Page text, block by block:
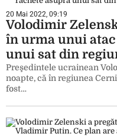
20 Mai 2022, 09:19
Volodimir
în urma unui
unui sat din
Preşedintele ucrainean
noapte, că în regiunea
fost…